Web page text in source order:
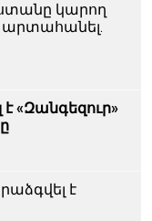
կարող
արտահանել.
է «Զանգեզուր»
է